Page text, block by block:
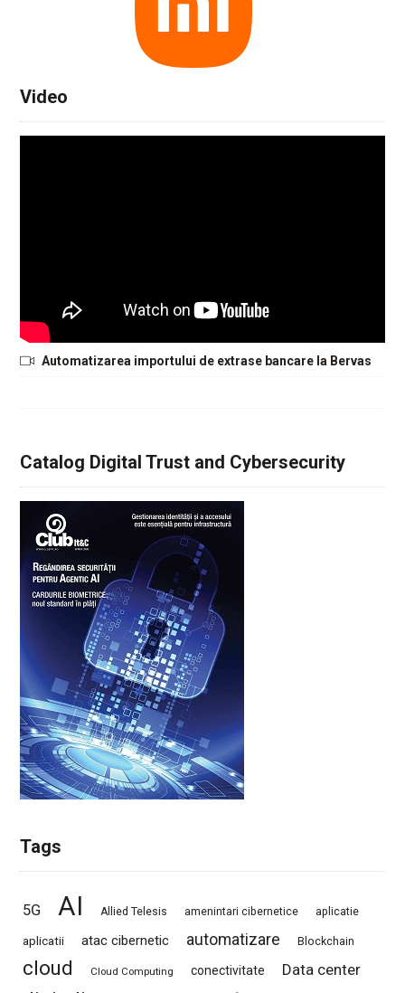
Video
Automatizarea importului de extrase bancare la Bervas
Catalog Digital Trust and Cybersecurity
Tags
5G AI Allied Telesis amenintari cibernetice aplicatie
aplicatii atac cibernetic automatizare Blockchain
cloud Cloud Computing conectivitate Data center